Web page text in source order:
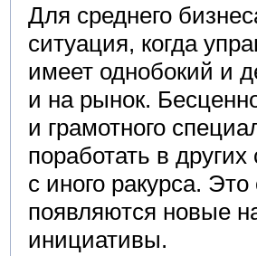
Для среднего
ситуация, когда
имеет однобокий и
и на рынок.
и грамотного
поработать в
с иного ракурса.
появляются новые
инициативы.